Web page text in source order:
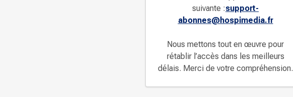
suivante :support-
abonnes@hospimedia.fr
Nous mettons tout en œuvre pour
rétablir l’accès dans les meilleurs
délais. Merci de votre compréhension.